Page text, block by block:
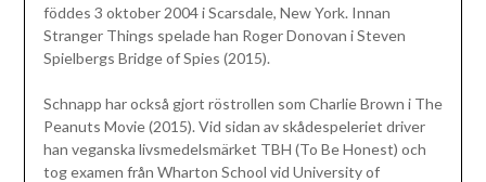
föddes 3 oktober 2004 i Scarsdale, New York. Innan
Stranger Things spelade han Roger Donovan i Steven
Spielbergs Bridge of Spies (2015).
Schnapp har också gjort röstrollen som Charlie Brown i The
Peanuts Movie (2015). Vid sidan av skådespeleriet driver
han veganska livsmedelsmärket TBH (To Be Honest) och
tog examen från Wharton School vid University of